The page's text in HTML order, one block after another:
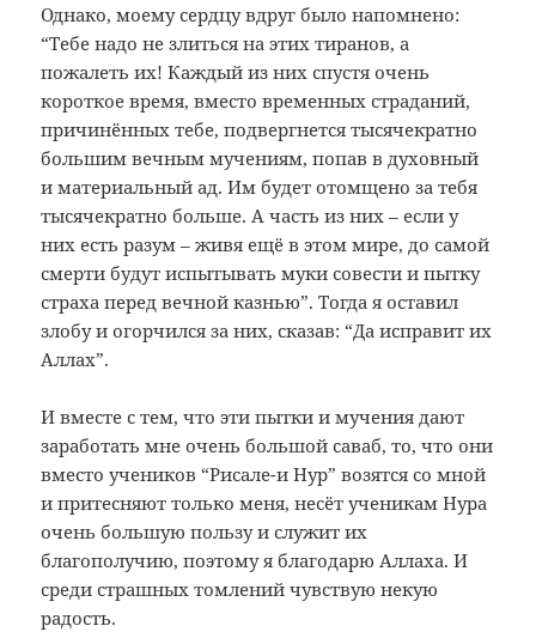
Однако, моему сердцу вдруг было напомнено:
“Тебе надо не злиться на этих тиранов, а
пожалеть их! Каждый из них спустя очень
короткое время, вместо временных страданий,
причинённых тебе, подвергнется тысячекратно
большим вечным мучениям, попав в духовный
и материальный ад. Им будет отомщено за тебя
тысячекратно больше. А часть из них – если у
них есть разум – живя ещё в этом мире, до самой
смерти будут испытывать муки совести и пытку
страха перед вечной казнью”. Тогда я оставил
злобу и огорчился за них, сказав: “Да исправит их
Аллах”.
И вместе с тем, что эти пытки и мучения дают
заработать мне очень большой саваб, то, что они
вместо учеников “Рисале-и Нур” возятся со мной
и притесняют только меня, несёт ученикам Нура
очень большую пользу и служит их
благополучию, поэтому я благодарю Аллаха. И
среди страшных томлений чувствую некую
радость.